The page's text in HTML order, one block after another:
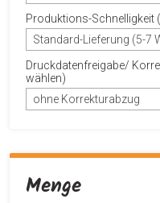
Produktions-Schnelligkeit
Standard-Lieferung (5-7
Druckdatenfreigabe/
wählen)
ohne Korrekturabzug
Menge